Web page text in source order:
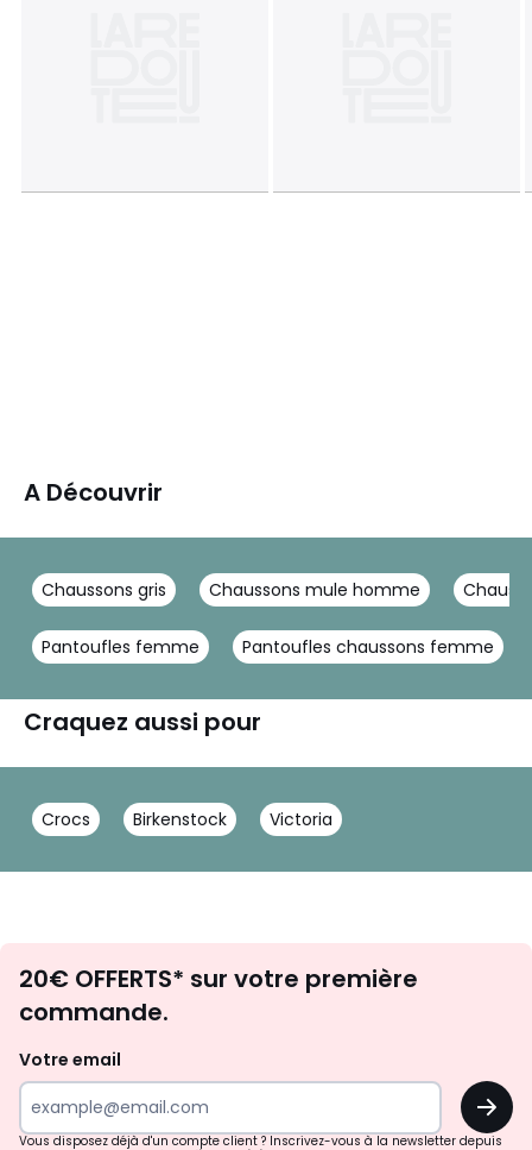
A Découvrir
Chaussons gris Chaussons mule homme
Pantoufles femme Pantoufles chaussons femme
Craquez aussi pour
Crocs Birkenstock Victoria
d'inspirations
surprises?
20€ OFFERTS* sur votre première
commande.
Votre email
OK
Vous disposez déjà d'un compte client ? Inscrivez-vous à la newsletter depuis